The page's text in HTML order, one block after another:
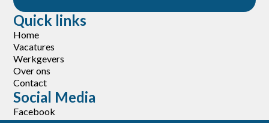
Quick links
Home
Vacatures
Werkgevers
Over ons
Contact
Social Media
Facebook